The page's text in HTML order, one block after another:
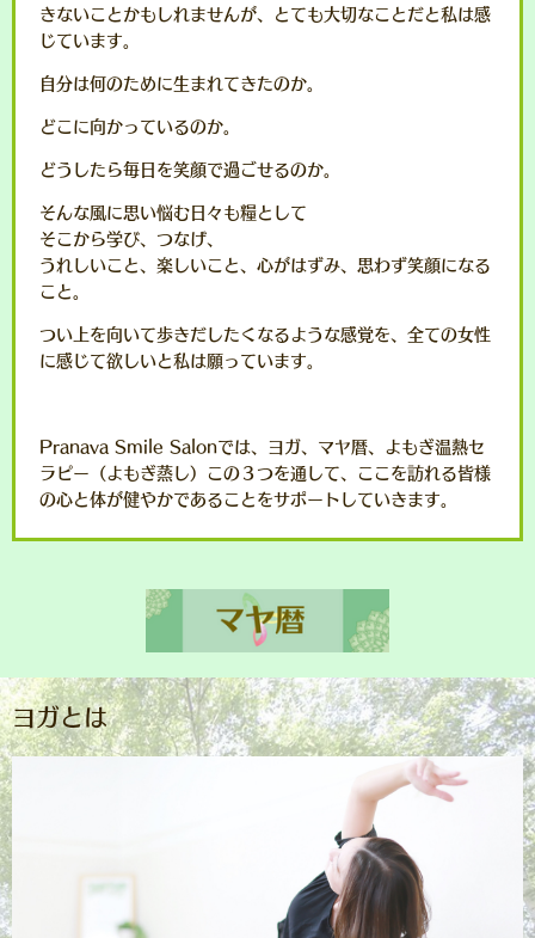
きないことかもしれませんが、とても大切なことだと私は感
じています。
自分は何のために生まれてきたのか。
どこに向かっているのか。
どうしたら毎日を笑顔で過ごせるのか。
そんな風に思い悩む日々も糧として
そこから学び、つなげ、
うれしいこと、楽しいこと、心がはずみ、思わず笑顔になる
こと。
つい上を向いて歩きだしたくなるような感覚を、全ての女性
に感じて欲しいと私は願っています。
Pranava Smile Salonでは、ヨガ、マヤ暦、よもぎ温熱セ
ラピー（よもぎ蒸し）この３つを通して、ここを訪れる皆様
の心と体が健やかであることをサポートしていきます。
ヨガとは